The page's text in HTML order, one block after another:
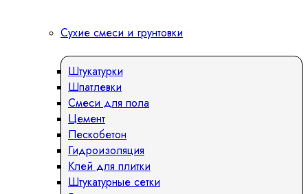
Сухие смеси и грунтовки
Штукатурки
Шпатлевки
Смеси для пола
Цемент
Пескобетон
Гидроизоляция
Клей для плитки
Штукатурные сетки